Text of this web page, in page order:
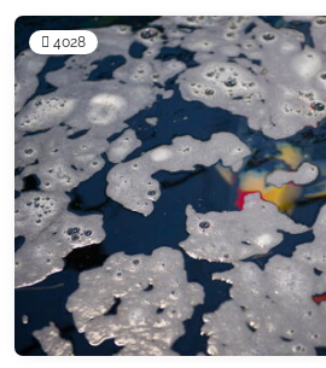
rokov postupne kumulujú.
4028